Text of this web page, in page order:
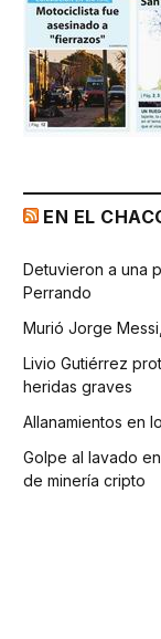
EN EL
Detuvieron a una
Perrando
Murió Jorge
Livio Gutiérrez
heridas graves
Allanamientos en
Golpe al lavado
de minería cripto